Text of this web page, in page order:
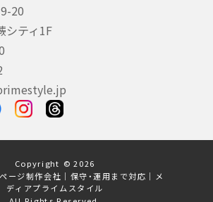
20
シティ1F
Copyright © 2026
ージ制作会社｜保守・運用まで対応｜メ
ディアプライムスタイル